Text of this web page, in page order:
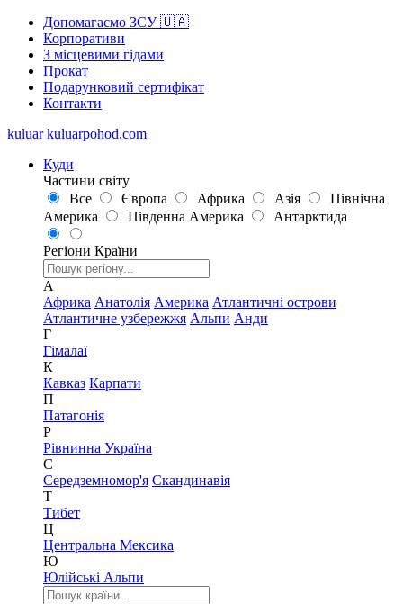
Допомагаємо ЗСУ 🇺🇦
Корпоративи
З місцевими гідами
Прокат
Подарунковий сертифікат
Контакти
kuluar kuluarpohod.com
Куди
Частини світу
Все
Європа Африка Азія
Північна
Америка
Південна Америка Антарктида
Регіони Країни
А
Африка Анатолія Америка Атлантичні острови
Атлантичне узбережжя Альпи Анди
Г
Гімалаї
К
Кавказ Карпати
П
Патагонія
Р
Рівнинна Україна
С
Середземномор'я Скандинавія
Т
Тибет
Ц
Центральна Мексика
Ю
Юлійські Альпи